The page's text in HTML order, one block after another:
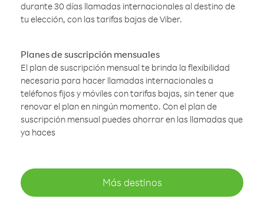
durante 30 días llamadas internacionales al destino de
tu elección, con las tarifas bajas de Viber.
Planes de suscripción mensuales
El plan de suscripción mensual te brinda la flexibilidad
necesaria para hacer llamadas internacionales a
teléfonos fijos y móviles con tarifas bajas, sin tener que
renovar el plan en ningún momento. Con el plan de
suscripción mensual puedes ahorrar en las llamadas que
ya haces
Más destinos